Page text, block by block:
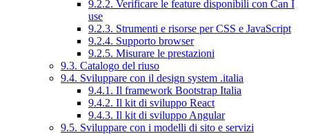
9.2.2. Verificare le feature disponibili con Can I
use
9.2.3. Strumenti e risorse per CSS e JavaScript
9.2.4. Supporto browser
9.2.5. Misurare le prestazioni
9.3. Catalogo del riuso
9.4. Sviluppare con il design system .italia
9.4.1. Il framework Bootstrap Italia
9.4.2. Il kit di sviluppo React
9.4.3. Il kit di sviluppo Angular
9.5. Sviluppare con i modelli di sito e servizi